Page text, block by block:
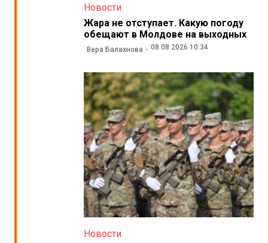
Новости
Жара не отступает. Какую погоду
обещают в Молдове на выходных
Вера Балахнова 08.08.2026 10:34
Новости